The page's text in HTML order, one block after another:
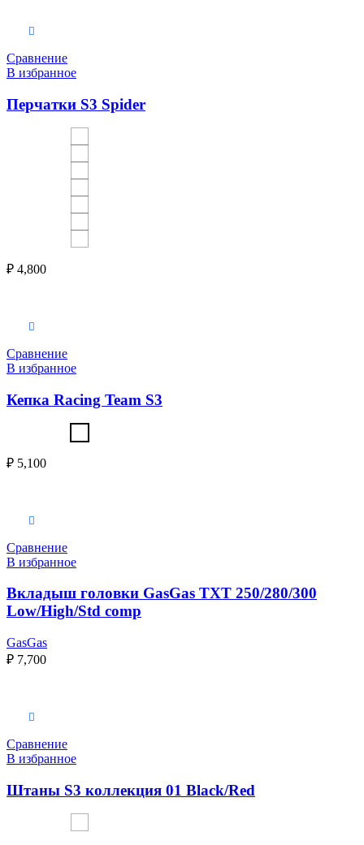
Сравнение
В избранное
Перчатки S3 Spider
₽ 4,800
Сравнение
В избранное
Кепка Racing Team S3
₽ 5,100
Сравнение
В избранное
Вкладыш головки GasGas TXT 250/280/300
Low/High/Std comp
GasGas
₽ 7,700
Сравнение
В избранное
Штаны S3 коллекция 01 Black/Red